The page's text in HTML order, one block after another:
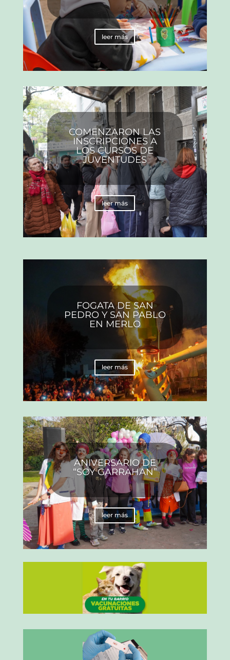
leer más
COMENZARON LAS
INSCRIPCIONES A
LOS CURSOS DE
JUVENTUDES
leer más
FOGATA DE SAN
PEDRO Y SAN PABLO
EN MERLO
leer más
ANIVERSARIO DE
“SOY GARRAHAN”
leer más